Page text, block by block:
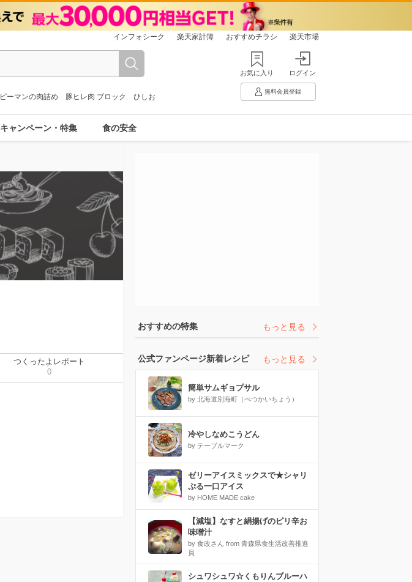
インフォシーク 楽天家計簿 おすすめチラシ 楽天市場
ピーマンの肉詰め 豚ヒレ肉 ブロック ひしお
お気に入り ログイン
無料会員登録
キャンペーン・特集 食の安全
つくったよレポート
0
おすすめの特集 もっと見る
公式ファンページ新着レシピ もっと見る
簡単サムギョプサル
by 北海道別海町（べつかいちょう）
冷やしなめこうどん
by テーブルマーク
ゼリーアイスミックスで★シャリ
ぷる一口アイス
by HOME MADE cake
【減塩】なすと絹揚げのピリ辛お
味噌汁
by 食改さん from 青森県食生活改善推進
員
シュワシュワ☆くもりんブルーハ